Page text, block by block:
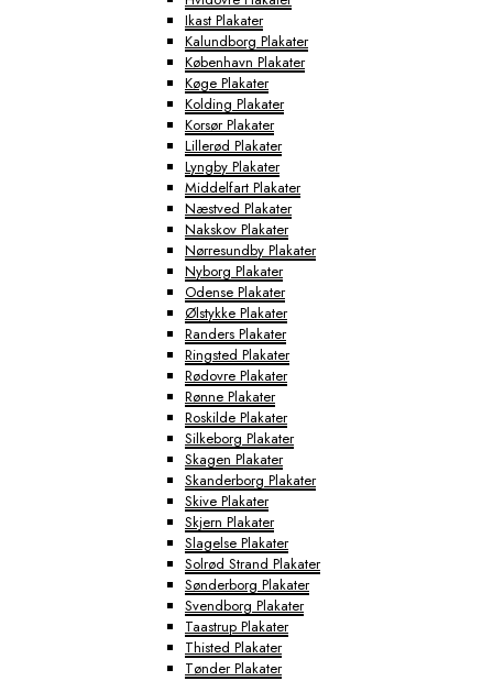
Ikast Plakater
Kalundborg Plakater
København Plakater
Køge Plakater
Kolding Plakater
Korsør Plakater
Lillerød Plakater
Lyngby Plakater
Middelfart Plakater
Næstved Plakater
Nakskov Plakater
Nørresundby Plakater
Nyborg Plakater
Odense Plakater
Ølstykke Plakater
Randers Plakater
Ringsted Plakater
Rødovre Plakater
Rønne Plakater
Roskilde Plakater
Silkeborg Plakater
Skagen Plakater
Skanderborg Plakater
Skive Plakater
Skjern Plakater
Slagelse Plakater
Solrød Strand Plakater
Sønderborg Plakater
Svendborg Plakater
Taastrup Plakater
Thisted Plakater
Tønder Plakater